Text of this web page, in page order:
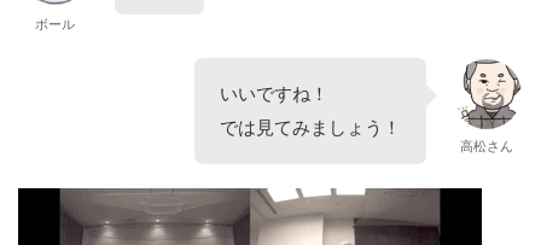
ボール
いいですね！
では見てみましょう！
高松さん